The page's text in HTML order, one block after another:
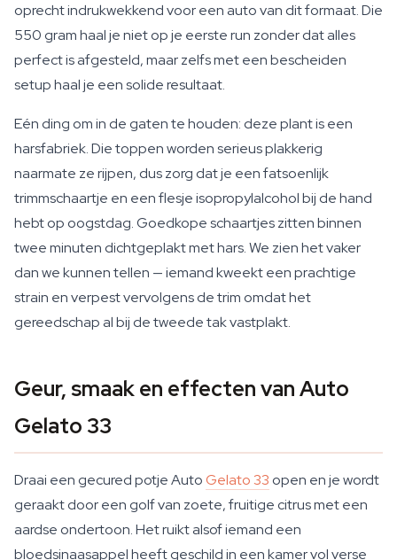
oprecht indrukwekkend voor een auto van dit formaat. Die
550 gram haal je niet op je eerste run zonder dat alles
perfect is afgesteld, maar zelfs met een bescheiden
setup haal je een solide resultaat.
Eén ding om in de gaten te houden: deze plant is een
harsfabriek. Die toppen worden serieus plakkerig
naarmate ze rijpen, dus zorg dat je een fatsoenlijk
trimmschaartje en een flesje isopropylalcohol bij de hand
hebt op oogstdag. Goedkope schaartjes zitten binnen
twee minuten dichtgeplakt met hars. We zien het vaker
dan we kunnen tellen — iemand kweekt een prachtige
strain en verpest vervolgens de trim omdat het
gereedschap al bij de tweede tak vastplakt.
Geur, smaak en effecten van Auto
Gelato 33
Draai een gecured potje AutoGelato 33 open en je wordt
geraakt door een golf van zoete, fruitige citrus met een
aardse ondertoon. Het ruikt alsof iemand een
bloedsinaasappel heeft geschild in een kamer vol verse